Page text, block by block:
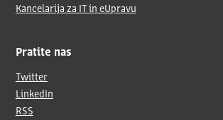
Kancelarija za IT in eUpravu
Pratite nas
Twitter
LinkedIn
RSS